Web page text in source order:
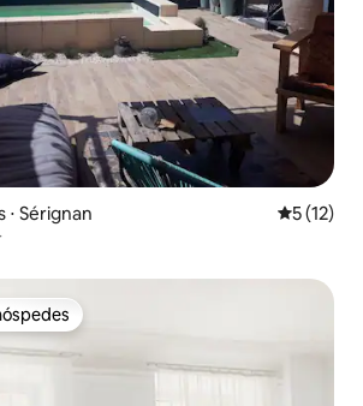
Sérignan 5 de uma
5 (12)
preferidos dos hóspedes